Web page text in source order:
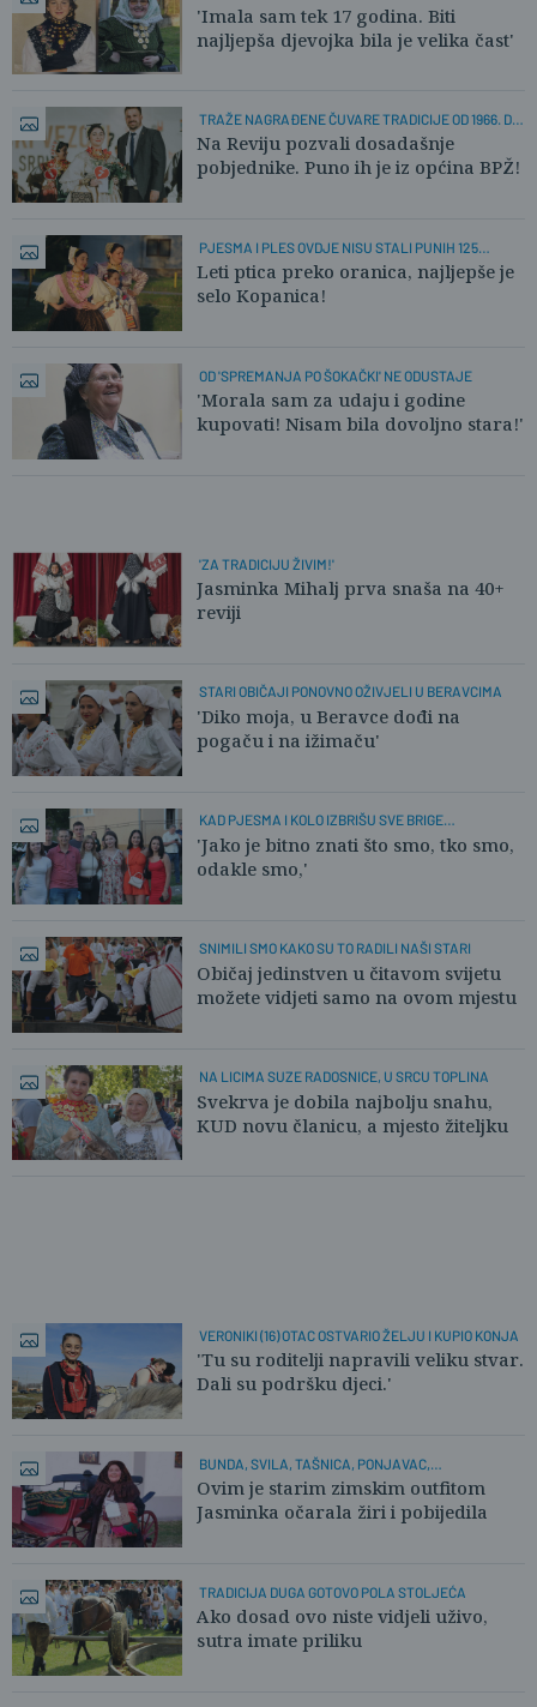
'Imala sam tek 17 godina. Biti
najljepša djevojka bila je velika čast'
TRAŽE NAGRAĐENE ČUVARE TRADICIJE OD 1966. DO
DANAS
Na Reviju pozvali dosadašnje
pobjednike. Puno ih je iz općina BPŽ!
PJESMA I PLES OVDJE NISU STALI PUNIH 125
GODINA
Leti ptica preko oranica, najljepše je
selo Kopanica!
OD 'SPREMANJA PO ŠOKAČKI' NE ODUSTAJE
'Morala sam za udaju i godine
kupovati! Nisam bila dovoljno stara!'
'ZA TRADICIJU ŽIVIM!'
Jasminka Mihalj prva snaša na 40+
reviji
STARI OBIČAJI PONOVNO OŽIVJELI U BERAVCIMA
'Diko moja, u Beravce dođi na
pogaču i na ižimaču'
KAD PJESMA I KOLO IZBRIŠU SVE BRIGE
SVAKODNEVICE
'Jako je bitno znati što smo, tko smo,
odakle smo,'
SNIMILI SMO KAKO SU TO RADILI NAŠI STARI
Običaj jedinstven u čitavom svijetu
možete vidjeti samo na ovom mjestu
NA LICIMA SUZE RADOSNICE, U SRCU TOPLINA
Svekrva je dobila najbolju snahu,
KUD novu članicu, a mjesto žiteljku
VERONIKI (16) OTAC OSTVARIO ŽELJU I KUPIO KONJA
'Tu su roditelji napravili veliku stvar.
Dali su podršku djeci.'
BUNDA, SVILA, TAŠNICA, PONJAVAC,
MOLITVENIK,...
Ovim je starim zimskim outfitom
Jasminka očarala žiri i pobijedila
TRADICIJA DUGA GOTOVO POLA STOLJEĆA
Ako dosad ovo niste vidjeli uživo,
sutra imate priliku